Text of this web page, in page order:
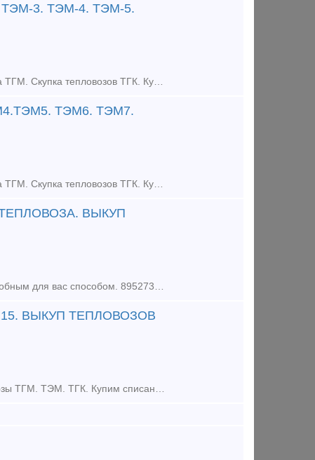
3. ТЭМ-4. ТЭМ-5.
Быстрый Выкуп Тепловозов по РФ. Купим Тепловоз ТЭМ. Выкуп Тепловоза ТГМ. Скупка тепловозов ТГК. Купим тепловозы б/у любых марок, в любом состоянии. Расчёт любым удобным для вас способом. Работаем по в
ТЭМ6. ТЭМ7.
Быстрый Выкуп Тепловозов по РФ. Купим Тепловоз ТЭМ. Выкуп Тепловоза ТГМ. Скупка тепловозов ТГК. Купим тепловозы б/у любых марок, в любом состоянии. Расчёт любым удобным для вас способом. Работаем по в
ВЫКУП
Куплю тепловозы тгм, тэм, тгк в любом состоянии по рф Расчет любым удобным для вас способом. 89527311117 вотсап телеграмм.
ВЫКУП ТЕПЛОВОЗОВ
Быстрый выкуп тепловозов на всей территории России. Покупаем Тепловозы ТГМ. ТЭМ. ТГК. Купим списанные вагоны платформы, хопперы, цистерны, грузовые вагоны. Выкуп колесных пар вагонов. Покупае